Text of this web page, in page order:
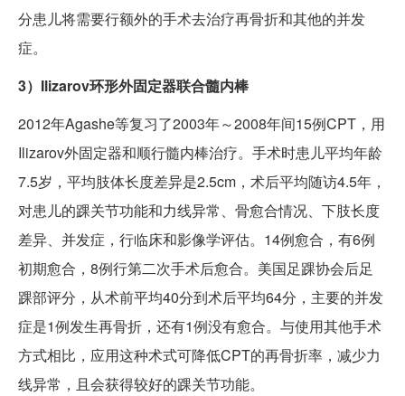
分患儿将需要行额外的手术去治疗再骨折和其他的并发
症。
3）Ilizarov环形外固定器联合髓内棒
2012年Agashe等复习了2003年～2008年间15例CPT，用
Ilizarov外固定器和顺行髓内棒治疗。手术时患儿平均年龄
7.5岁，平均肢体长度差异是2.5cm，术后平均随访4.5年，
对患儿的踝关节功能和力线异常、骨愈合情况、下肢长度
差异、并发症，行临床和影像学评估。14例愈合，有6例
初期愈合，8例行第二次手术后愈合。美国足踝协会后足
踝部评分，从术前平均40分到术后平均64分，主要的并发
症是1例发生再骨折，还有1例没有愈合。与使用其他手术
方式相比，应用这种术式可降低CPT的再骨折率，减少力
线异常，且会获得较好的踝关节功能。